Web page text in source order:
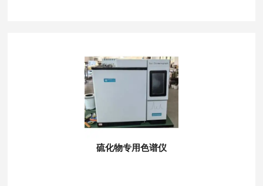
硫化物专用色谱仪